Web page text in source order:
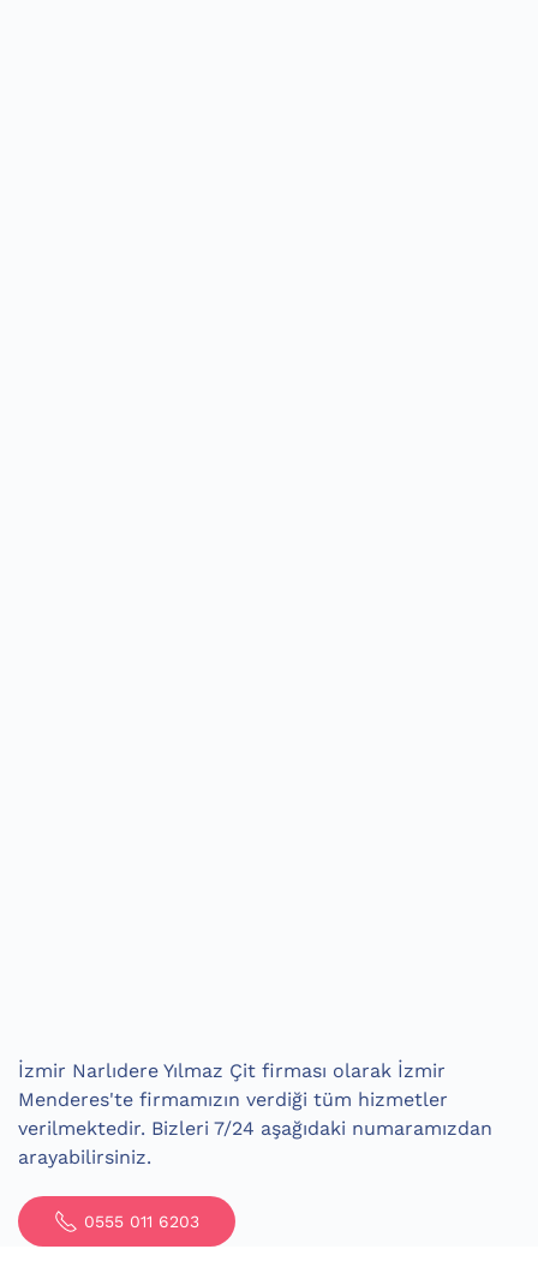
İzmir Narlıdere Yılmaz Çit firması olarak İzmir
Menderes'te firmamızın verdiği tüm hizmetler
verilmektedir. Bizleri 7/24 aşağıdaki numaramızdan
arayabilirsiniz.
0555 011 6203